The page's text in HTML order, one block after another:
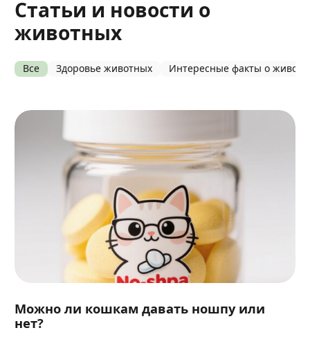
Статьи и новости о
животных
Все Здоровье животных Интересные факты о
Можно ли кошкам давать ношпу или
нет?